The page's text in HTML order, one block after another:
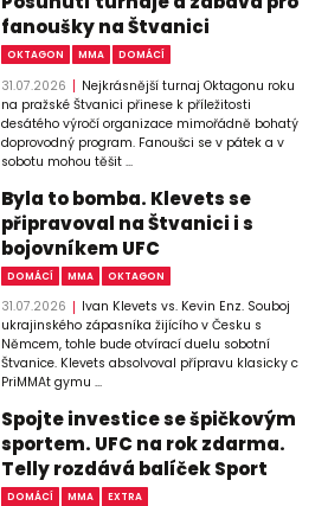
fanoušky na Štvanici
OKTAGON MMA DOMÁCÍ
31.07.2026
Nejkrásnější turnaj Oktagonu roku
na pražské Štvanici přinese k příležitosti
desátého výročí organizace mimořádně bohatý
doprovodný program. Fanoušci se v pátek a v
sobotu mohou těšit ...
Byla to bomba. Klevets se
připravoval na Štvanici i s
bojovníkem UFC
DOMÁCÍ MMA OKTAGON
31.07.2026
Ivan Klevets vs. Kevin Enz. Souboj
ukrajinského zápasníka žijícího v Česku s
Němcem, tohle bude otvírací duelu sobotní
Štvanice. Klevets absolvoval přípravu klasicky c
PriMMAt gymu ...
Spojte investice se špičkovým
sportem. UFC na rok zdarma.
Telly rozdává balíček Sport
DOMÁCÍ MMA EXTRA